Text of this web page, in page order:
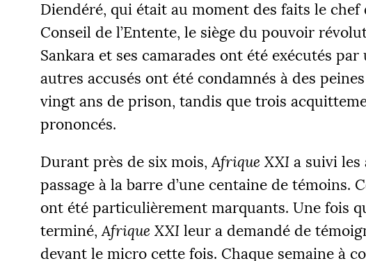
Diendéré, qui était au moment des faits le chef
Conseil de l’Entente, le siège du pouvoir
Sankara et ses camarades ont été exécutés
autres accusés ont été condamnés à des
vingt ans de prison, tandis que trois
prononcés.
Durant près de six mois,Afrique XXI a suivi les
passage à la barre d’une centaine de témoins.
ont été particulièrement marquants. Une fois
terminé,Afrique XXI leur a demandé de
devant le micro cette fois. Chaque semaine à
COLLECTÉS
12 205 €
PALIER 1
5000 €
PALIER 2